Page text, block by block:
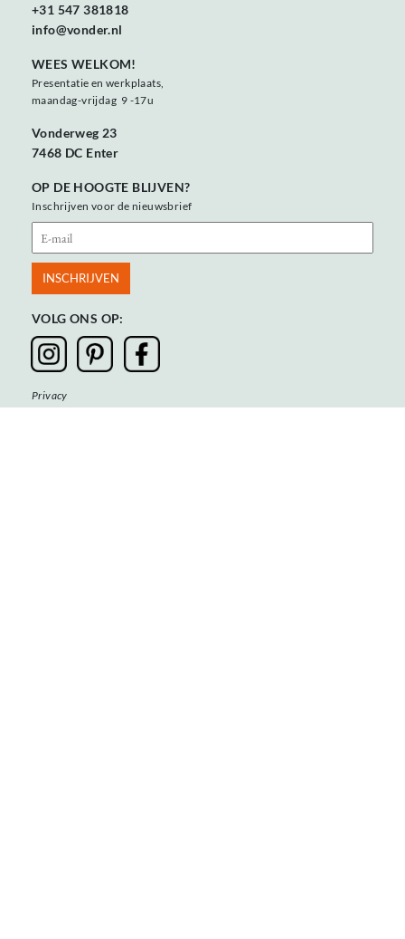
+31 547 381818
info@vonder.nl
WEES WELKOM!
Presentatie en werkplaats,
maandag-vrijdag 9 -17u
Vonderweg 23
7468 DC Enter
OP DE HOOGTE BLIJVEN?
Inschrijven voor de nieuwsbrief
VOLG ONS OP:
Privacy
Algemene voorwaarden